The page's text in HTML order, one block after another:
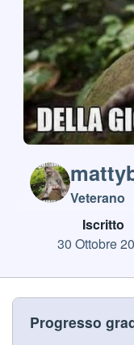
Veterano
Iscritto
30 Ottobre
Progresso